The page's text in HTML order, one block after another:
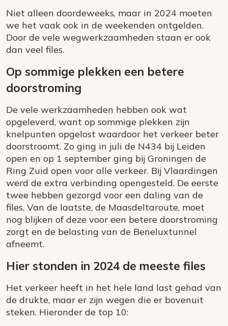
Niet alleen doordeweeks, maar in 2024 moeten
we het vaak ook in de weekenden ontgelden.
Door de vele wegwerkzaamheden staan er ook
dan veel files.
Op sommige plekken een betere
doorstroming
De vele werkzaamheden hebben ook wat
opgeleverd, want op sommige plekken zijn
knelpunten opgelost waardoor het verkeer beter
doorstroomt. Zo ging in juli de N434 bij Leiden
open en op 1 september ging bij Groningen de
Ring Zuid open voor alle verkeer. Bij Vlaardingen
werd de extra verbinding opengesteld. De eerste
twee hebben gezorgd voor een daling van de
files. Van de laatste, de Maasdeltaroute, moet
nog blijken of deze voor een betere doorstroming
zorgt en de belasting van de Beneluxtunnel
afneemt.
Hier stonden in 2024 de meeste files
Het verkeer heeft in het hele land last gehad van
de drukte, maar er zijn wegen die er bovenuit
steken. Hieronder de top 10: